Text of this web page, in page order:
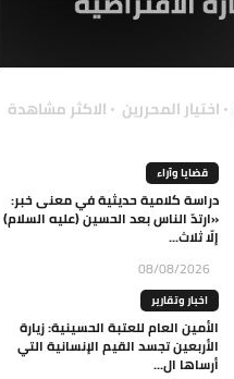
اختيار المحررين الاكثر مشاهدة
قضايا وآراء
دراسة كلامية حديثية في معنى خبر:
«ارتدّ الناس بعد الحسين (عليه السلام)
إلّا ثلاث...
08/08/2026
اخبار وتقارير
الأمين العام للعتبة الحسينية: زيارة
الأربعين تجسد القيم الإنسانية التي
أرساها ال...